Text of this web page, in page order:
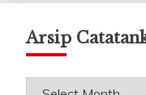
Arsip
Arsip